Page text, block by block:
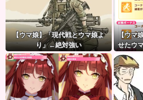
【ウマ娘】「現代戦とウマ娘よ
り」←絶対強い
【ウマ
せたウ
が面倒…
←「実